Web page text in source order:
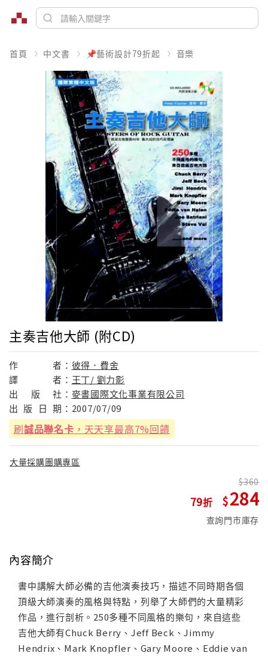
首頁 中文書 📌藝術設計79折起 音樂
主奏吉他大師 (附CD)
作 者： 彼得．費舍
譯
者： 王丁/ 劉力影
出
版 社： 麥書國際文化事業有限公司
出 版 日 期： 2007/07/09
刷誠品聯名卡 ，天天享最高7%回饋
大量採購團購專區
79
360
284
查詢門市庫存
內容簡介
書中講解大師必備的吉他演奏技巧，描述不同時期各個
頂級大師演奏的風格與特點，列舉了大師們的大量精彩
作品，進行剖析。250多種不同風格的樂句，來自這些
吉他大師有Chuck Berry、Jeff Beck、Jimmy
Hendrix、Mark Knopfler、Gary Moore、Eddie van